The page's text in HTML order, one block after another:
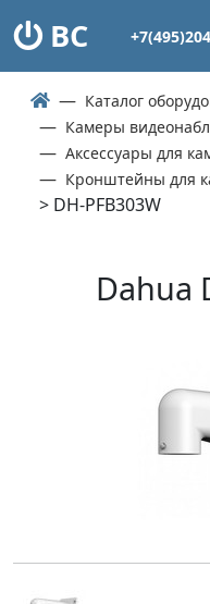
ВС
Каталог
Камеры
Аксессуары для
Кронштейны для
> DH-PFB303W
Dahua